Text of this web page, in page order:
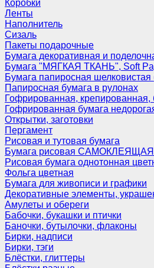
Коробки
Ленты
Наполнитель
Сизаль
Пакеты подарочные
Бумага декоративная и
Бумага "МЯГКАЯ ТКАНЬ", Soft
Бумага папиросная
Папиросная бумага в рулонах
Гофрированная, крепированная,
Гофрированная бумага
Открытки, заготовки
Пергамент
Рисовая и тутовая бумага
Бумага рисовая
Рисовая бумага однотонная
Фольга цветная
Бумага для живописи и графики
Декоративные элементы,
Амулеты и обереги
Бабочки, букашки и птички
Баночки, бутылочки, флаконы
Бирки, надписи
Бирки, тэги
Блёстки, глиттеры